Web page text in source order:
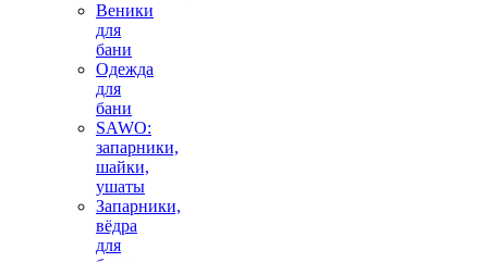
Веники
для
бани
Одежда
для
бани
SAWO:
запарники,
шайки,
ушаты
Запарники,
вёдра
для